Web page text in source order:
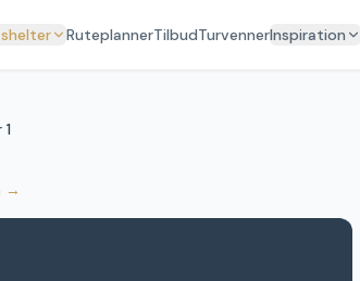
RuteplannerTilbudTurvennerInspiration
→